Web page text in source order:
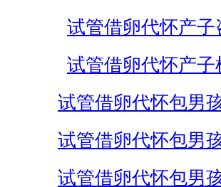
试管借卵代怀产子
试管借卵代怀产子
试管借卵代怀包男
试管借卵代怀包男
试管借卵代怀包男